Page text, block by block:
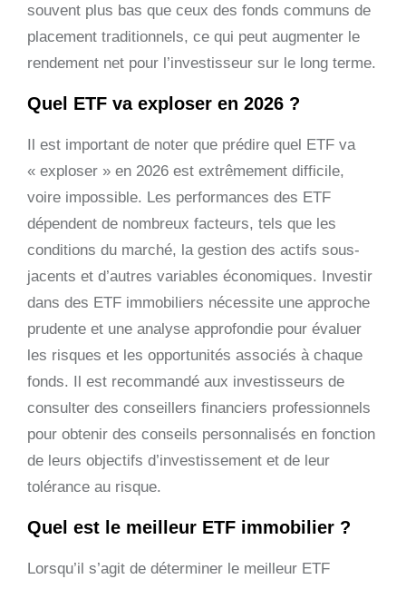
souvent plus bas que ceux des fonds communs de
placement traditionnels, ce qui peut augmenter le
rendement net pour l’investisseur sur le long terme.
Quel ETF va exploser en 2026 ?
Il est important de noter que prédire quel ETF va
« exploser » en 2026 est extrêmement difficile,
voire impossible. Les performances des ETF
dépendent de nombreux facteurs, tels que les
conditions du marché, la gestion des actifs sous-
jacents et d’autres variables économiques. Investir
dans des ETF immobiliers nécessite une approche
prudente et une analyse approfondie pour évaluer
les risques et les opportunités associés à chaque
fonds. Il est recommandé aux investisseurs de
consulter des conseillers financiers professionnels
pour obtenir des conseils personnalisés en fonction
de leurs objectifs d’investissement et de leur
tolérance au risque.
Quel est le meilleur ETF immobilier ?
Lorsqu’il s’agit de déterminer le meilleur ETF